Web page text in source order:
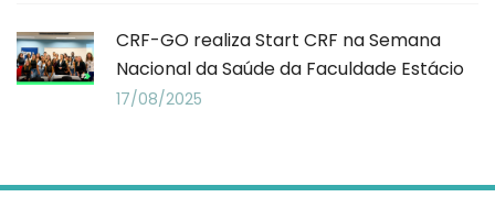
CRF-GO realiza Start CRF na Semana
Nacional da Saúde da Faculdade Estácio
17/08/2025